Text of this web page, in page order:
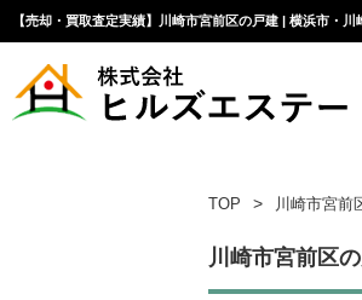
【売却・買取査定実績】川崎市宮前区の戸建 | 横浜市・
TOP 川崎市宮前
川崎市宮前区